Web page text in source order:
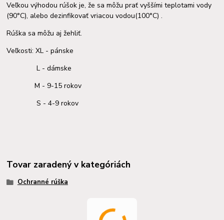
Veľkou výhodou rúšok je, že sa môžu prať vyššími teplotami vody
(90°C), alebo dezinfikovať vriacou vodou(100°C) .
Rúška sa môžu aj žehliť.
Veľkosti: XL - pánske
L - dámske
M - 9-15 rokov
S - 4-9 rokov
Tovar zaradený v kategóriách
Ochranné rúška